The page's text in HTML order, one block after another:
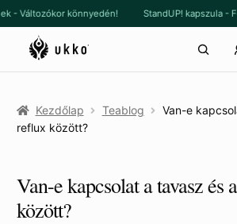
Ugrás
a
navigációhoz
Kilépés
a
tartalomba
- Változókor könnyedén! StandUP! kapszula
Kezdőlap Teablog
Van-e
reflux között?
Van-e kapcsolat a tavasz és
között?